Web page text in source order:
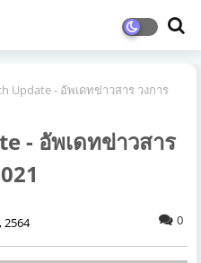
Update - อัพเดทข่าวสาร วงการ
- อัพเดทข่าวสาร
2564 0